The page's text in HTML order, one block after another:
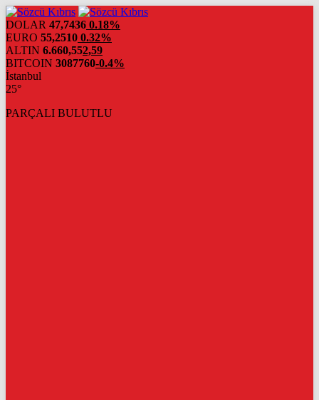
DOLAR 47,7436 0.18%
EURO 55,2510 0.32%
ALTIN 6.660,552,59
BITCOIN 3087760-0.4%
İstanbul
25°
PARÇALI BULUTLU